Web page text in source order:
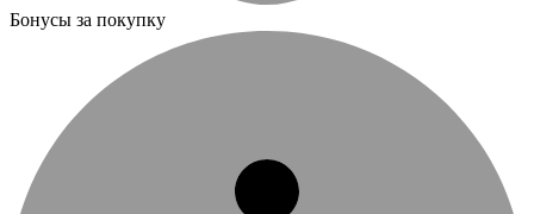
Бонусы за покупку